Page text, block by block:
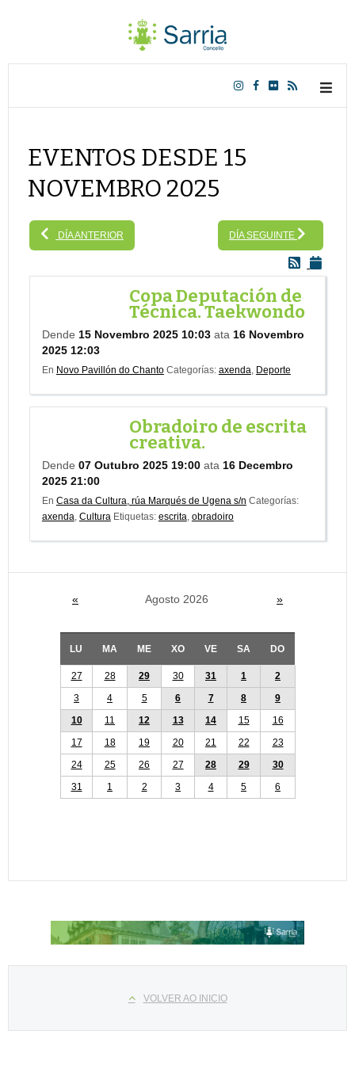
EVENTOS DESDE 15
NOVEMBRO 2025
DÍA ANTERIOR DÍA SEGUINTE
Copa Deputación de
Técnica. Taekwondo
Dende 15 Novembro 2025 10:03 ata 16 Novembro
2025 12:03
En Novo Pavillón do Chanto Categorías: axenda, Deporte
Obradoiro de escrita
creativa.
Dende 07 Outubro 2025 19:00 ata 16 Decembro
2025 21:00
En Casa da Cultura, rúa Marqués de Ugena s/n Categorías:
axenda, Cultura Etiquetas: escrita, obradoiro
« Agosto 2026 »
LU MA ME XO VE SA DO
27 28 29 30 31 1
2
3
4 5 6 7 8
9
10
11 12 13 14 15
16
17
18 19 20 21 22
23
24
25 26 27 28 29
30
31
1 2 3 4 5 6
VOLVER AO INICIO